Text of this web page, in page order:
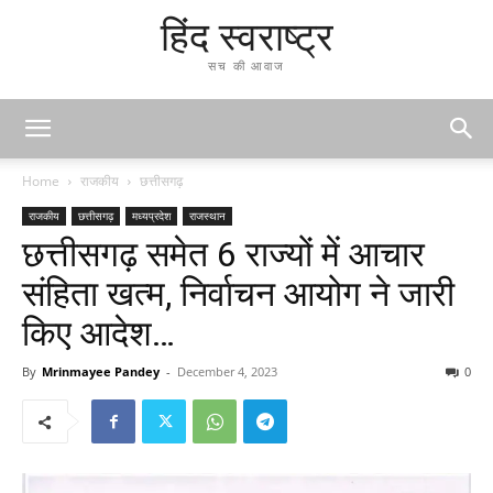
हिंद स्वराष्ट्र
सच की आवाज
Home राजकीय छत्तीसगढ़
राजकीय छत्तीसगढ़ मध्यप्रदेश राजस्थान
छत्तीसगढ़ समेत 6 राज्यों में आचार
संहिता खत्म, निर्वाचन आयोग ने जारी
किए आदेश…
By Mrinmayee Pandey - December 4, 2023 0